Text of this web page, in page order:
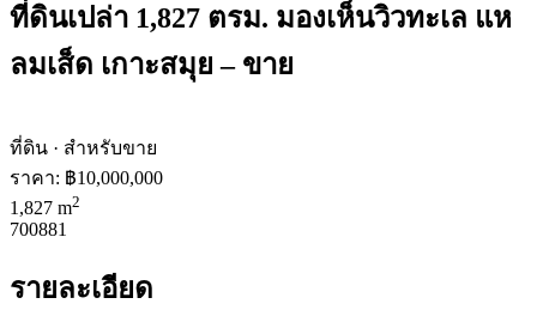
ที่ดินเปล่า 1,827 ตรม. มองเห็นวิวทะเล แห
ลมเส็ด เกาะสมุย – ขาย
ที่ดิน · สำหรับขาย
ราคา: ฿10,000,000
1,827 m2
700881
รายละเอียด